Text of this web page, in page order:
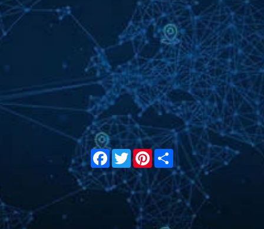
Facebook
TwitterPinterest
Share